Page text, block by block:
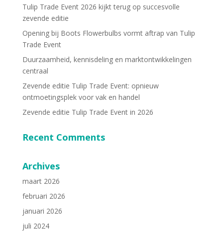
Tulip Trade Event 2026 kijkt terug op succesvolle
zevende editie
Opening bij Boots Flowerbulbs vormt aftrap van Tulip
Trade Event
Duurzaamheid, kennisdeling en marktontwikkelingen
centraal
Zevende editie Tulip Trade Event: opnieuw
ontmoetingsplek voor vak en handel
Zevende editie Tulip Trade Event in 2026
Recent Comments
Archives
maart 2026
februari 2026
januari 2026
juli 2024